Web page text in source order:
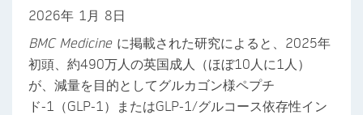
2026年 1月 8日
BMC Medicine に掲載された研究によると、2025年
初頭、約490万人の英国成人（ほぼ10人に1人）
が、減量を目的としてグルカゴン様ペプチ
ド-1（GLP-1）またはGLP-1/グルコース依存性イン